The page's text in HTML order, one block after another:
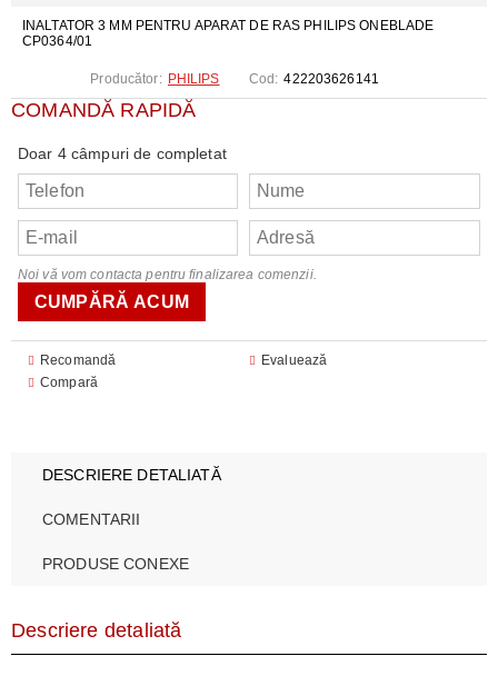
INALTATOR 3 MM PENTRU APARAT DE RAS PHILIPS ONEBLADE
CP0364/01
Producător: PHILIPS Cod: 422203626141
COMANDĂ RAPIDĂ
Doar 4 câmpuri de completat
Noi vă vom contacta pentru finalizarea comenzii.
Recomandă
Evaluează
Compară
DESCRIERE DETALIATĂ
COMENTARII
PRODUSE CONEXE
Descriere detaliată